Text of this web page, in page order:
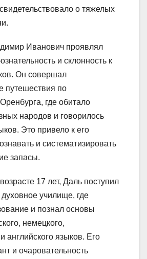
о тяжелых
Иванович проявлял
и склонность к
Он совершал
путешествия по
где обитало
народов и говорилось
Это привело к его
и систематизировать
запасы.
17 лет, Даль поступил
училище, где
и познал основы
немецкого,
английского языков. Его
и очаровательность